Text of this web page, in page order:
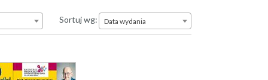
Sortuj wg:Data wydania
Data wydania